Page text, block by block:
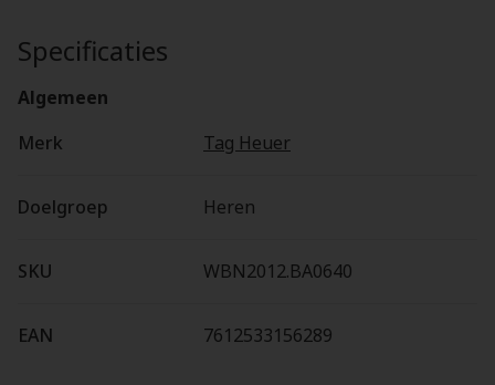
Specificaties
Algemeen
Merk
Tag Heuer
Doelgroep Heren
SKU WBN2012.BA0640
EAN 7612533156289